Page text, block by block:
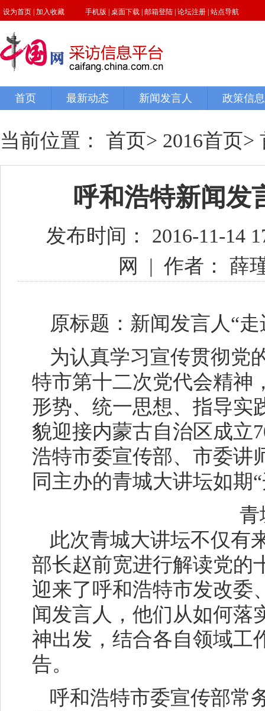
当前位置： 首页> 2016首页>
呼和浩特新闻发
发布时间： 2016-11-14
网
| 作者： 薛
原标题：新闻发言人“
为认真学习宣传贯彻党
特市第十二次党代会精神
形势、统一思想、指导实
貌迎接内蒙古自治区成立
浩特市委宣传部、市委讲
同主办的青城大讲坛如期
青城
此次青城大讲坛不仅有
部长赵前宽进行解读党的
迎来了呼和浩特市发改委
闻发言人，他们从如何落
神出发，结合各自领域工
告。
呼和浩特市委宣传部常